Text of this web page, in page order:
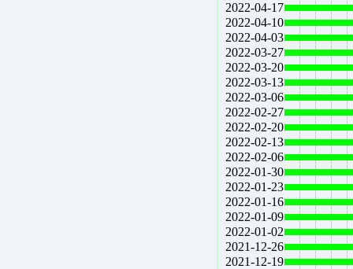
2022-04-17
2022-04-10
2022-04-03
2022-03-27
2022-03-20
2022-03-13
2022-03-06
2022-02-27
2022-02-20
2022-02-13
2022-02-06
2022-01-30
2022-01-23
2022-01-16
2022-01-09
2022-01-02
2021-12-26
2021-12-19